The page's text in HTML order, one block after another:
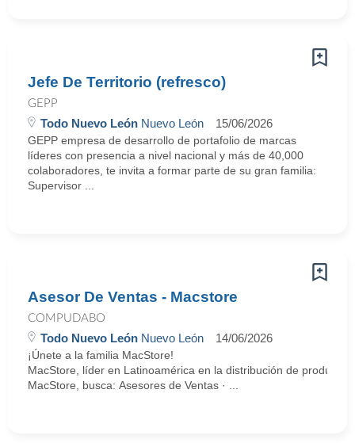
Jefe De Territorio (refresco)
GEPP
Todo Nuevo León Nuevo León 15/06/2026
GEPP empresa de desarrollo de portafolio de marcas
líderes con presencia a nivel nacional y más de 40,000
colaboradores, te invita a formar parte de su gran familia:
Supervisor ...
Asesor De Ventas - Macstore
COMPUDABO
Todo Nuevo León Nuevo León 14/06/2026
¡Únete a la familia MacStore!
MacStore, líder en Latinoamérica en la distribución de
MacStore, busca: Asesores de Ventas · ...